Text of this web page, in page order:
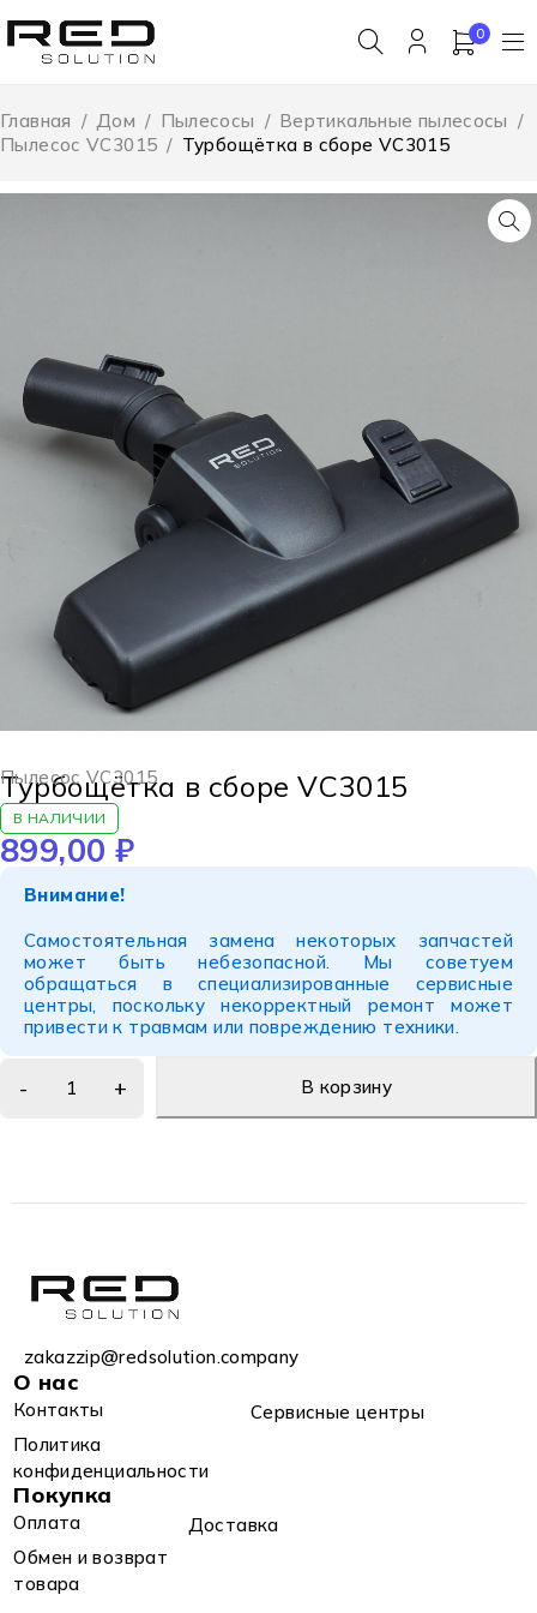
0
Главная / Дом / Пылесосы / Вертикальные пылесосы /
Пылесос VC3015 / Турбощётка в сборе VC3015
Пылесос VC3015
Турбощётка в сборе VC3015
В НАЛИЧИИ
899,00 ₽
Внимание!
Самостоятельная замена некоторых запчастей
может быть небезопасной. Мы советуем
обращаться в специализированные сервисные
центры, поскольку некорректный ремонт может
привести к травмам или повреждению техники.
В корзину
zakazzip@redsolution.company
О нас
Контакты
Сервисные центры
Политика
конфиденциальности
Покупка
Оплата
Доставка
Обмен и возврат
товара